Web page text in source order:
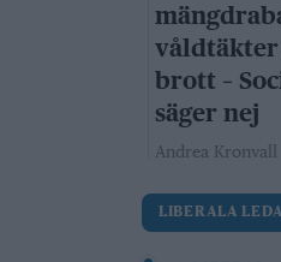
våldtäkter
brott –
säger nej
Andrea Kronvall
LIBERALA